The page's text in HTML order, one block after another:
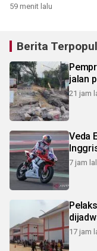
beasiswa
59 menit lalu
Berita
jalan
21 jam
Veda
7 jam
17 jam